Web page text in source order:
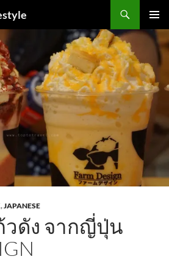
MENU
,JAPANESE
วดัง จากญี่ปุ่น